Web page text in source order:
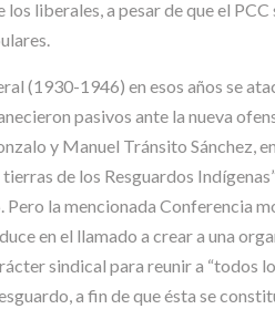
liberales, a pesar de que el
(1930-1946) en esos años se
pasivos ante la nueva
y Manuel Tránsito Sánchez,
de los Resguardos
la mencionada Conferencia
en el llamado a crear a una
sindical para reunir a “todos
a fin de que ésta se